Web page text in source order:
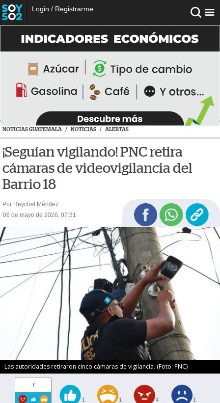
Login / Registrarme
NOTICIAS GUATEMALA / NOTICIAS / ALERTAS
¡Seguían vigilando! PNC retira
cámaras de videovigilancia del
Barrio 18
Por Reychel Méndez
06 de mayo de 2026, 07:31
Las autoridades retiraron cinco cámaras de vigilancia. (Foto: PNC)
7
1 1 4 1